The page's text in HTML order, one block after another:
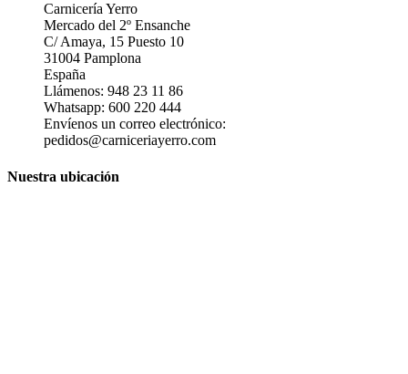
Carnicería Yerro
Mercado del 2º Ensanche
C/ Amaya, 15 Puesto 10
31004 Pamplona
España
Llámenos: 948 23 11 86
Whatsapp: 600 220 444
Envíenos un correo electrónico:
pedidos@carniceriayerro.com
Nuestra ubicación